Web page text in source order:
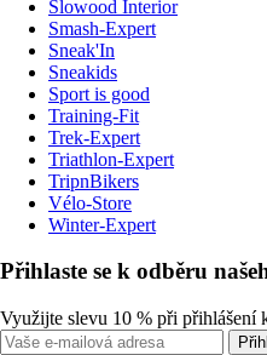
Slowood Interior
Smash-Expert
Sneak'In
Sneakids
Sport is good
Training-Fit
Trek-Expert
Triathlon-Expert
TripnBikers
Vélo-Store
Winter-Expert
Přihlaste se k odběru
Využijte slevu 10 % při přihlášení